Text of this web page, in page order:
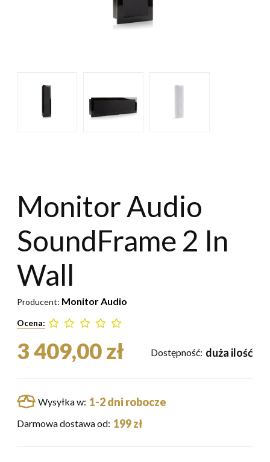
Monitor Audio
SoundFrame 2 In
Wall
Producent: Monitor Audio
Ocena:
3 409,00 zł Dostępność: duża ilość
Wysyłka w: 1-2 dni robocze
Darmowa dostawa od: 199 zł